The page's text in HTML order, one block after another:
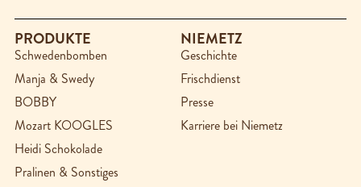
PRODUKTE
Schwedenbomben
Manja & Swedy
BOBBY
Mozart KOOGLES
Heidi Schokolade
Pralinen & Sonstiges
NIEMETZ
Geschichte
Frischdienst
Presse
Karriere bei Niemetz